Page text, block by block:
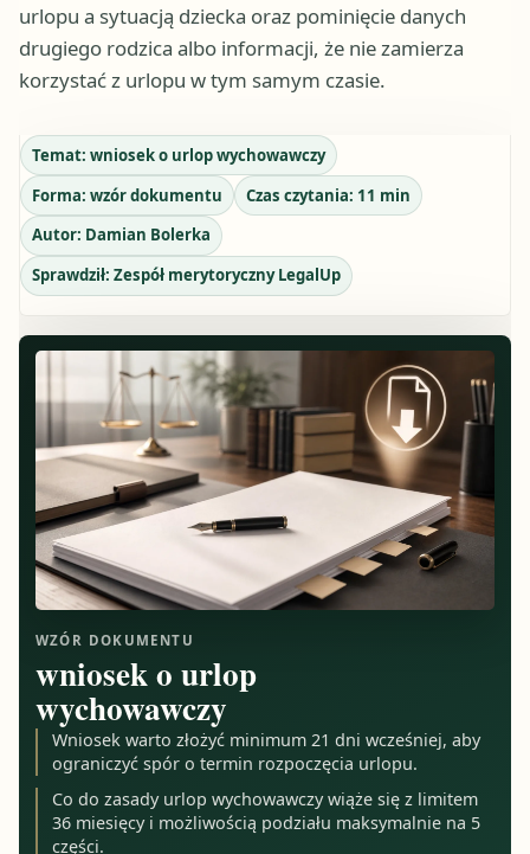
urlopu a sytuacją dziecka oraz pominięcie danych
drugiego rodzica albo informacji, że nie zamierza
korzystać z urlopu w tym samym czasie.
Temat: wniosek o urlop wychowawczy
Forma: wzór dokumentu Czas czytania: 11 min
Autor: Damian Bolerka
Sprawdził: Zespół merytoryczny LegalUp
WZÓR DOKUMENTU
wniosek o urlop
wychowawczy
Wniosek warto złożyć minimum 21 dni wcześniej, aby
ograniczyć spór o termin rozpoczęcia urlopu.
Co do zasady urlop wychowawczy wiąże się z limitem
36 miesięcy i możliwością podziału maksymalnie na 5
części.